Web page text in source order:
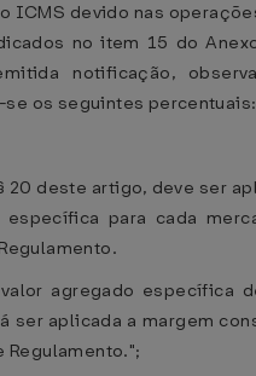
ICMS devido nas
no item 15 do
notificação,
os seguintes
20 deste artigo, deve ser
para cada
agregado específica
ser aplicada a margem